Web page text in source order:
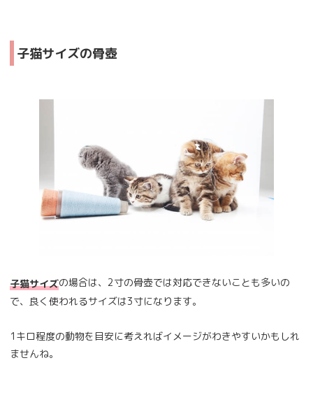
子猫サイズの骨壺
子猫サイズの場合は、2寸の骨壺では対応できないことも多いの
で、良く使われるサイズは3寸になります。
1キロ程度の動物を目安に考えればイメージがわきやすいかもしれ
ませんね。